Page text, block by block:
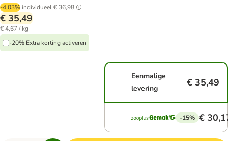
-4.03% individueel€ 36,98
€ 35,49
€ 4,67 / kg
-20% Extra korting activeren
Eenmalige
levering
€ 35,49
-15% €